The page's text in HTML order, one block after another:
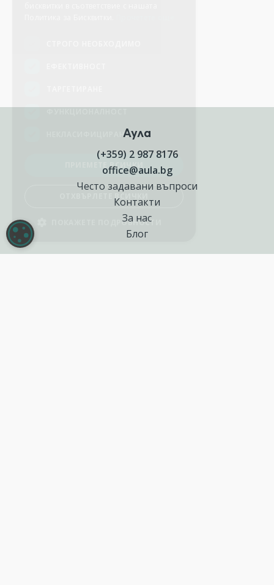
Аула
(+359) 2 987 8176
office@aula.bg
Често задавани въпроси
Контакти
За нас
Блог
НАСТРОЙКИ НА БИСКВИТКИТЕ